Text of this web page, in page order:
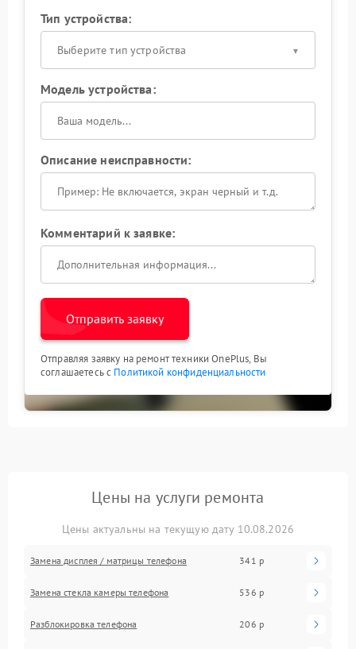
Тип устройства:
Выберите тип устройства
Модель устройства:
Описание неисправности:
Комментарий к заявке:
Отправить заявку
Отправляя заявку на ремонт техники OnePlus, Вы
соглашаетесь с Политикой конфиденциальности
Цены на услуги ремонта
Цены актуальны на текущую дату 10.08.2026
Замена дисплея / матрицы телефона 341 р
Замена стекла камеры телефона 536 р
Разблокировка телефона 206 р